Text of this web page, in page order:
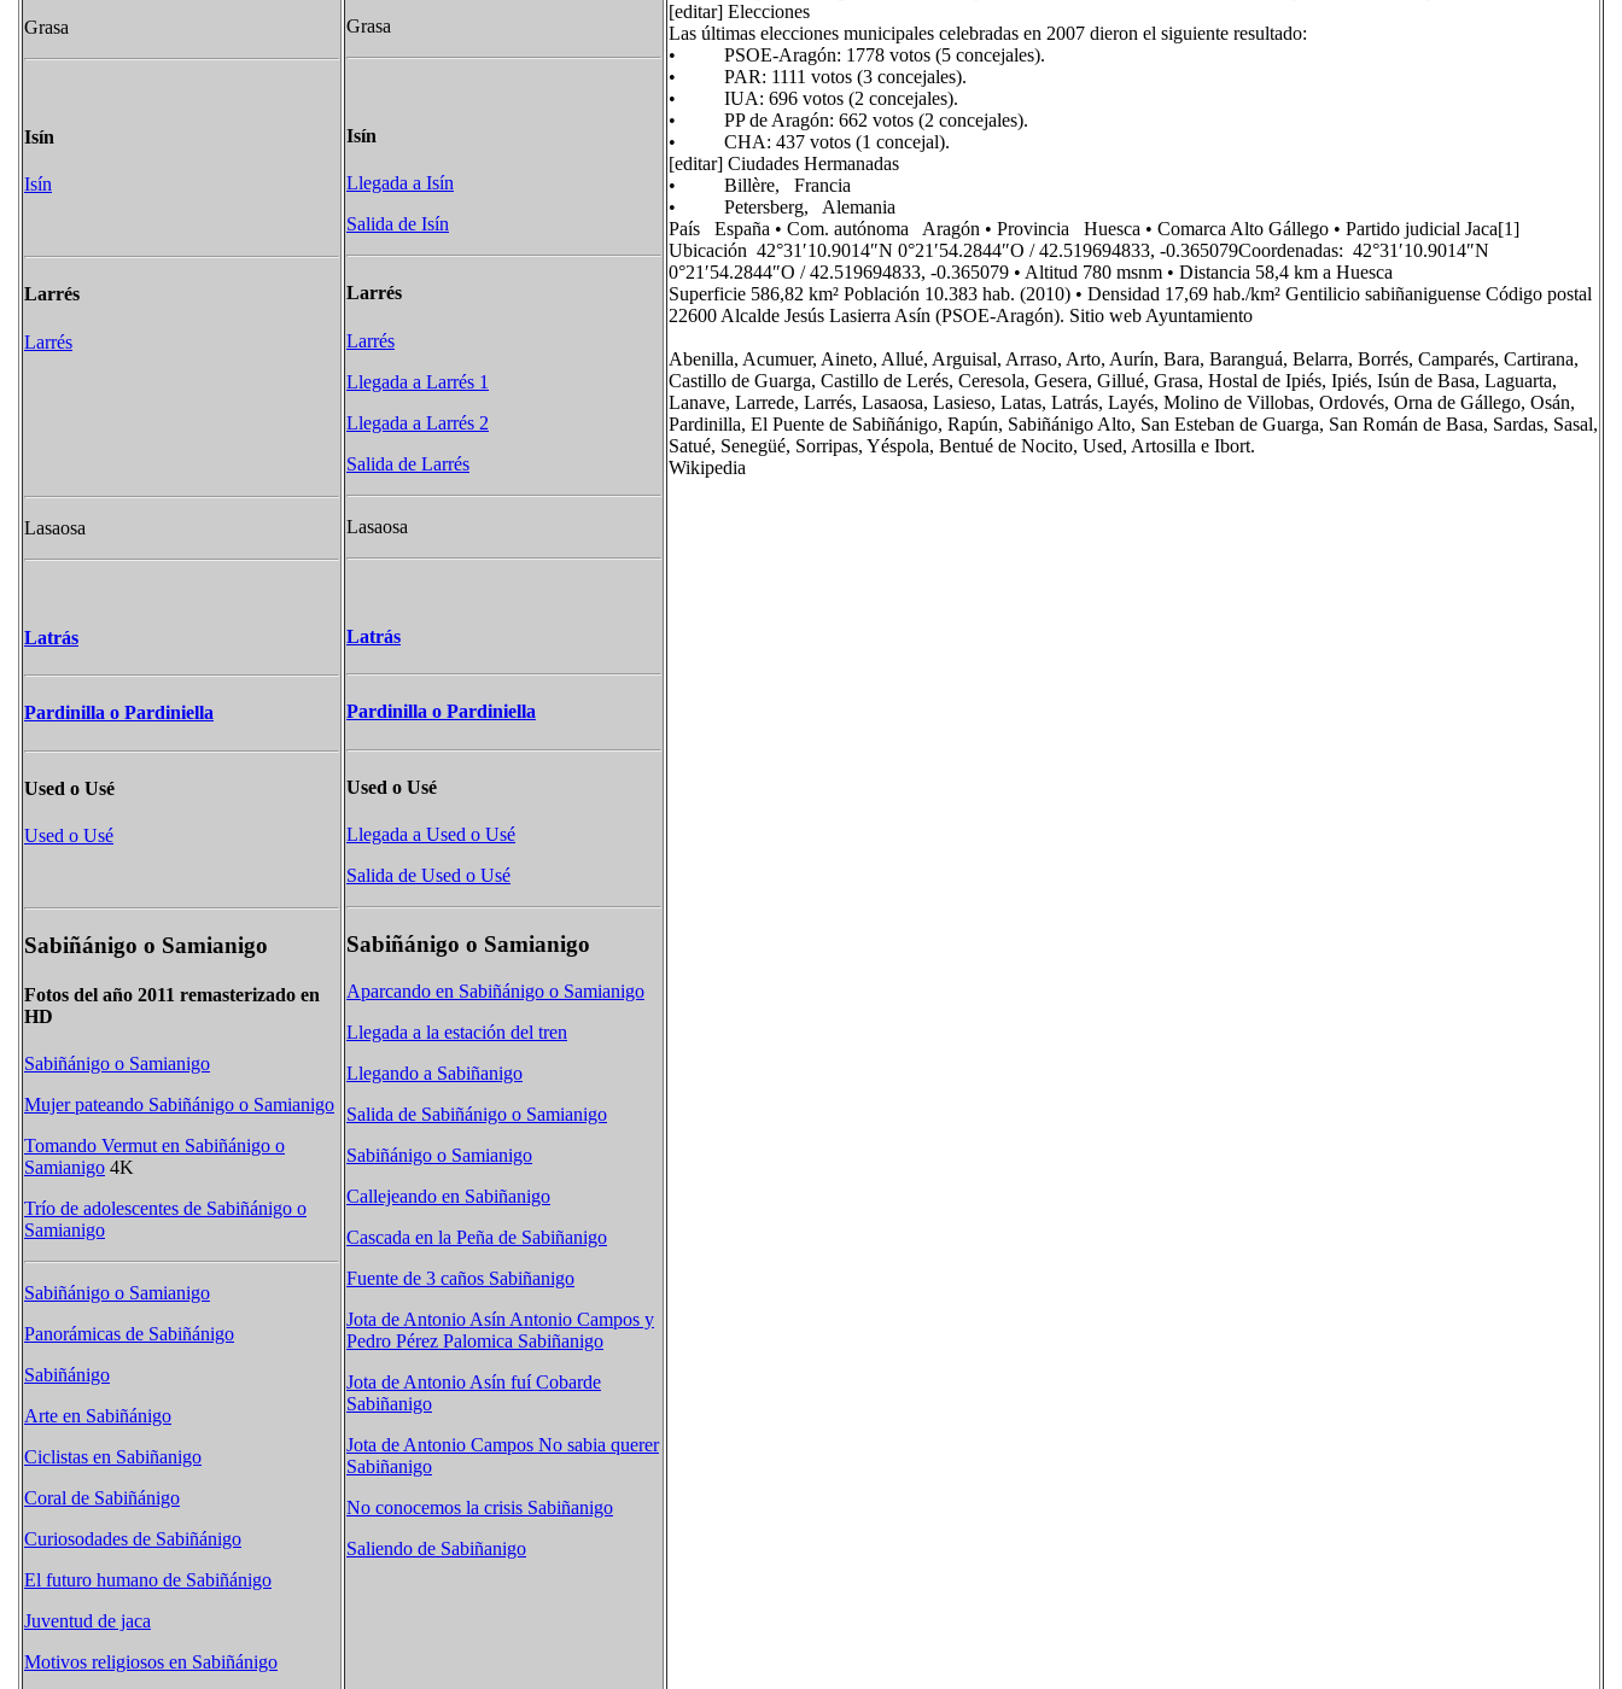
Grasa
Isín
Isín
Larrés
Larrés
Lasaosa
Latrás
Pardinilla o Pardiniella
Used o Usé
Used o Usé
Sabiñánigo o Samianigo
Fotos del año 2011 remasterizado en
HD
Sabiñánigo o Samianigo
Mujer pateando Sabiñánigo o Samianigo
Tomando Vermut en Sabiñánigo o
Samianigo 4K
Trío de adolescentes de Sabiñánigo o
Samianigo
Sabiñánigo o Samianigo
Panorámicas de Sabiñánigo
Sabiñánigo
Arte en Sabiñánigo
Ciclistas en Sabiñanigo
Coral de Sabiñánigo
Curiosodades de Sabiñánigo
El futuro humano de Sabiñánigo
Juventud de jaca
Motivos religiosos en Sabiñánigo
Grasa
Isín
Llegada a Isín
Salida de Isín
Larrés
Larrés
Llegada a Larrés 1
Llegada a Larrés 2
Salida de Larrés
Lasaosa
Latrás
Pardinilla o Pardiniella
Used o Usé
Llegada a Used o Usé
Salida de Used o Usé
Sabiñánigo o Samianigo
Aparcando en Sabiñánigo o Samianigo
Llegada a la estación del tren
Llegando a Sabiñanigo
Salida de Sabiñánigo o Samianigo
Sabiñánigo o Samianigo
Callejeando en Sabiñanigo
Cascada en la Peña de Sabiñanigo
Fuente de 3 caños Sabiñanigo
Jota de Antonio Asín Antonio Campos y
Pedro Pérez Palomica Sabiñanigo
Jota de Antonio Asín fuí Cobarde
Sabiñanigo
Jota de Antonio Campos No sabia querer
Sabiñanigo
No conocemos la crisis Sabiñanigo
Saliendo de Sabiñanigo
[editar] Elecciones
Las últimas elecciones municipales celebradas en 2007 dieron el siguiente resultado:
• PSOE-Aragón: 1778 votos (5 concejales).
• PAR: 1111 votos (3 concejales).
• IUA: 696 votos (2 concejales).
• PP de Aragón: 662 votos (2 concejales).
• CHA: 437 votos (1 concejal).
[editar] Ciudades Hermanadas
• Billère, Francia
• Petersberg, Alemania
País España • Com. autónoma Aragón • Provincia Huesca • Comarca Alto Gállego • Partido judicial Jaca[1]
Ubicación 42°31′10.9014″N 0°21′54.2844″O / 42.519694833, -0.365079Coordenadas: 42°31′10.9014″N
0°21′54.2844″O / 42.519694833, -0.365079 • Altitud 780 msnm • Distancia 58,4 km a Huesca
Superficie 586,82 km² Población 10.383 hab. (2010) • Densidad 17,69 hab./km² Gentilicio sabiñaniguense Código postal
22600 Alcalde Jesús Lasierra Asín (PSOE-Aragón). Sitio web Ayuntamiento
Abenilla, Acumuer, Aineto, Allué, Arguisal, Arraso, Arto, Aurín, Bara, Baranguá, Belarra, Borrés, Camparés, Cartirana,
Castillo de Guarga, Castillo de Lerés, Ceresola, Gesera, Gillué, Grasa, Hostal de Ipiés, Ipiés, Isún de Basa, Laguarta,
Lanave, Larrede, Larrés, Lasaosa, Lasieso, Latas, Latrás, Layés, Molino de Villobas, Ordovés, Orna de Gállego, Osán,
Pardinilla, El Puente de Sabiñánigo, Rapún, Sabiñánigo Alto, San Esteban de Guarga, San Román de Basa, Sardas, Sasal,
Satué, Senegüé, Sorripas, Yéspola, Bentué de Nocito, Used, Artosilla e Ibort.
Wikipedia